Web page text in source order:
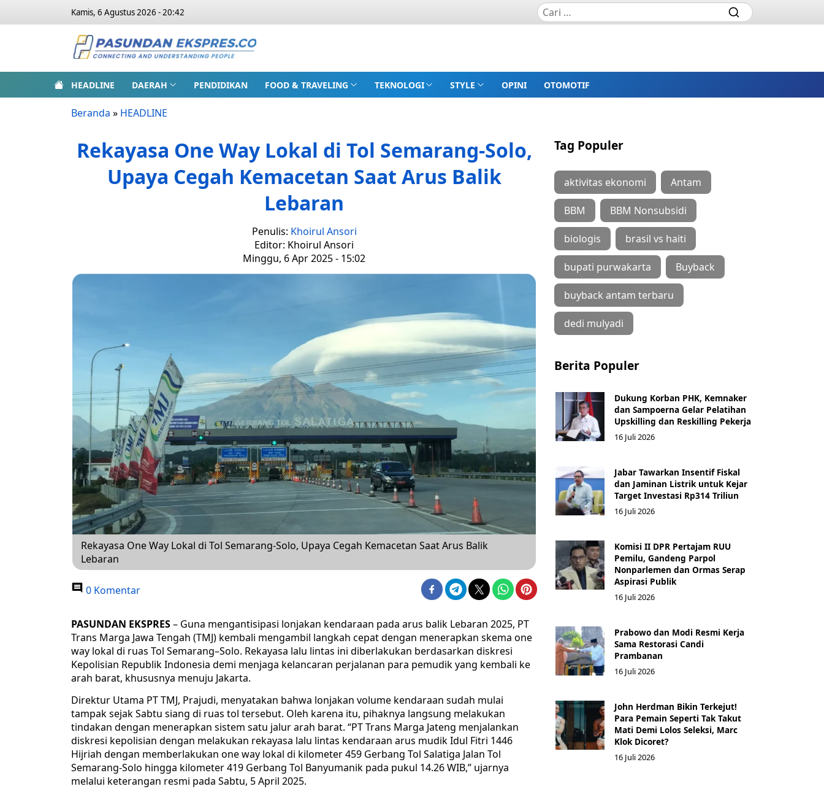
Kamis, 6 Agustus 2026 - 20:42
HEADLINE DAERAH PENDIDIKAN FOOD & TRAVELING TEKNOLOGI STYLE OPINI OTOMOTIF
Beranda » HEADLINE
Rekayasa One Way Lokal di Tol Semarang-Solo,
Upaya Cegah Kemacetan Saat Arus Balik
Lebaran
Penulis: Khoirul Ansori
Editor: Khoirul Ansori
Minggu, 6 Apr 2025 - 15:02
Rekayasa One Way Lokal di Tol Semarang-Solo, Upaya Cegah Kemacetan Saat Arus Balik
Lebaran
0 Komentar
PASUNDAN EKSPRES– Guna mengantisipasi lonjakan kendaraan pada arus balik Lebaran 2025, PT
Trans Marga Jawa Tengah (TMJ) kembali mengambil langkah cepat dengan menerapkan skema one
way lokal di ruas Tol Semarang–Solo. Rekayasa lalu lintas ini diberlakukan berdasarkan diskresi
Kepolisian Republik Indonesia demi menjaga kelancaran perjalanan para pemudik yang kembali ke
arah barat, khususnya menuju Jakarta.
Direktur Utama PT TMJ, Prajudi, menyatakan bahwa lonjakan volume kendaraan sudah mulai
tampak sejak Sabtu siang di ruas tol tersebut. Oleh karena itu, pihaknya langsung melakukan
tindakan dengan menerapkan sistem satu jalur arah barat. “PT Trans Marga Jateng menjalankan
diskresi kepolisian dengan melakukan rekayasa lalu lintas kendaraan arus mudik Idul Fitri 1446
Hijriah dengan memberlakukan one way lokal di kilometer 459 Gerbang Tol Salatiga Jalan Tol
Semarang-Solo hingga kilometer 419 Gerbang Tol Banyumanik pada pukul 14.26 WIB,” ujarnya
melalui keterangan resmi pada Sabtu, 5 April 2025.
Tag Populer
aktivitas ekonomi Antam
BBM BBM Nonsubsidi
biologis brasil vs haiti
bupati purwakarta Buyback
buyback antam terbaru
dedi mulyadi
Berita Populer
Dukung Korban PHK, Kemnaker
dan Sampoerna Gelar Pelatihan
Upskilling dan Reskilling Pekerja
16 Juli 2026
Jabar Tawarkan Insentif Fiskal
dan Jaminan Listrik untuk Kejar
Target Investasi Rp314 Triliun
16 Juli 2026
Komisi II DPR Pertajam RUU
Pemilu, Gandeng Parpol
Nonparlemen dan Ormas Serap
Aspirasi Publik
16 Juli 2026
Prabowo dan Modi Resmi Kerja
Sama Restorasi Candi
Prambanan
16 Juli 2026
John Herdman Bikin Terkejut!
Para Pemain Seperti Tak Takut
Mati Demi Lolos Seleksi, Marc
Klok Dicoret?
16 Juli 2026